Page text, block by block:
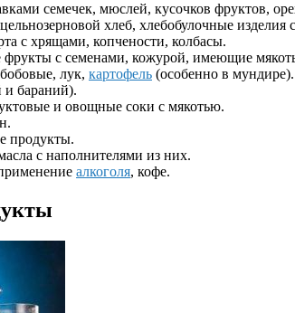
семечек, мюслей, кусочков фруктов,
хлеб, хлебобулочные
с хрящами, копчености, колбасы.
с семенами, кожурой, имеющие
лук, картофель (особенно в мундире).
бараний).
и овощные соки с мякотью.
продукты.
с наполнителями из них.
алкоголя, кофе.